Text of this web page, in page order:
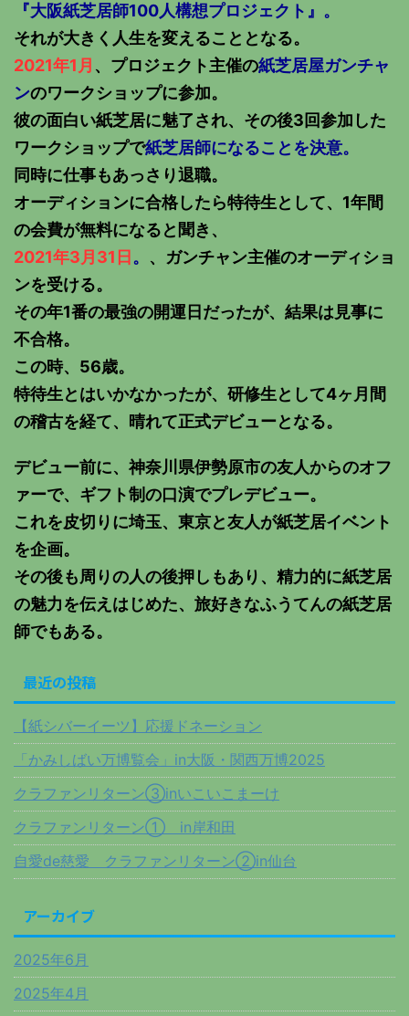
『大阪紙芝居師100人構想プロジェクト』。
それが大きく人生を変えることとなる。
2021年1月 、プロジェクト主催の紙芝居屋ガンチャ
ンのワークショップに参加。
彼の面白い紙芝居に魅了され、その後3回参加した
ワークショップで紙芝居師になることを決意。
同時に仕事もあっさり退職。
オーディションに合格したら特待生として、1年間
の会費が無料になると聞き、
2021年3月31日 。 、ガンチャン主催のオーディショ
ンを受ける。
その年1番の最強の開運日だったが、結果は見事に
不合格。
この時、56歳。
特待生とはいかなかったが、研修生として4ヶ月間
の稽古を経て、晴れて正式デビューとなる。
デビュー前に、神奈川県伊勢原市の友人からのオフ
ァーで、ギフト制の口演でプレデビュー。
これを皮切りに埼玉、東京と友人が紙芝居イベント
を企画。
その後も周りの人の後押しもあり、精力的に紙芝居
の魅力を伝えはじめた、旅好きなふうてんの紙芝居
師でもある。
最近の投稿
【紙シバーイーツ】応援ドネーション
「かみしばい万博覧会」in大阪・関西万博2025
クラファンリターン③inいこいこまーけ
クラファンリターン① in岸和田
自愛de慈愛 クラファンリターン②in仙台
アーカイブ
2025年6月
2025年4月